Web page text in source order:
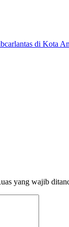
di Kota
yang wajib